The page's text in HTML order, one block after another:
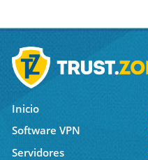
Inicio
Software VPN
Servidores